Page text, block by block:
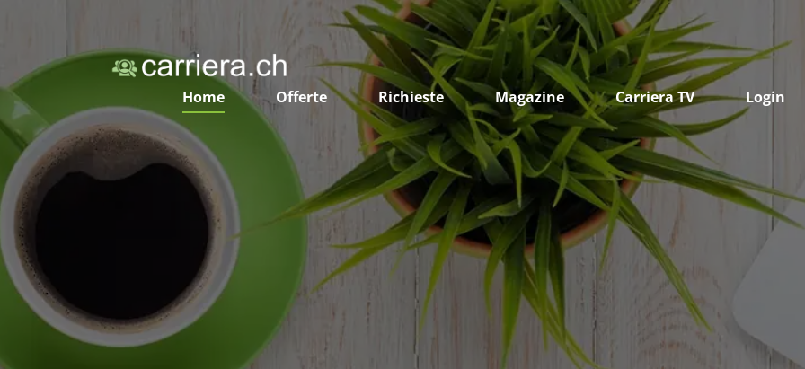
Home Offerte Richieste Magazine Carriera TV Login